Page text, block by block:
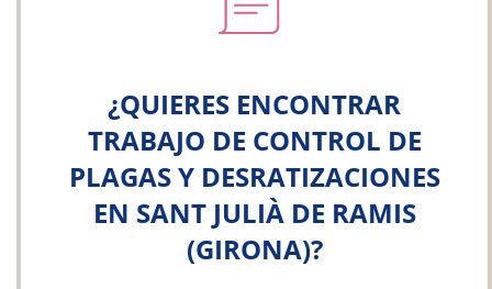
¿QUIERES ENCONTRAR
TRABAJO DE CONTROL DE
PLAGAS Y DESRATIZACIONES
EN SANT JULIÀ DE RAMIS
(GIRONA)?